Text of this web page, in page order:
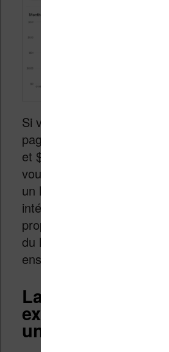
Si vous voulez traduire un
pages, cela va donc vous
et $15 en utilisant la
vous ai proposé. C’est un
un lecteur, mais c’est un
intéressant pour un
proposer et travailler sur
du livre – qui devra être
ensuite.
La vidéo tutoriel
explique
un ebook avec